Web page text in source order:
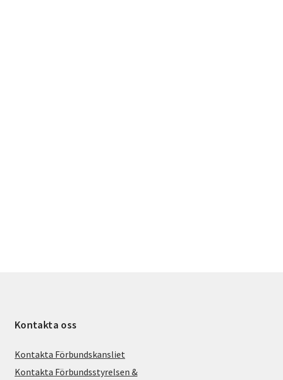
Kontakta oss
Kontakta Förbundskansliet
Kontakta Förbundsstyrelsen &